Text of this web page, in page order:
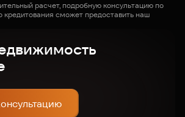
расчет, подробную консультацию по
кредитования сможет предоставить наш